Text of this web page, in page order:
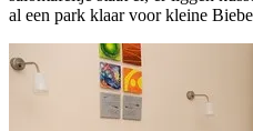
al een park klaar voor kleine